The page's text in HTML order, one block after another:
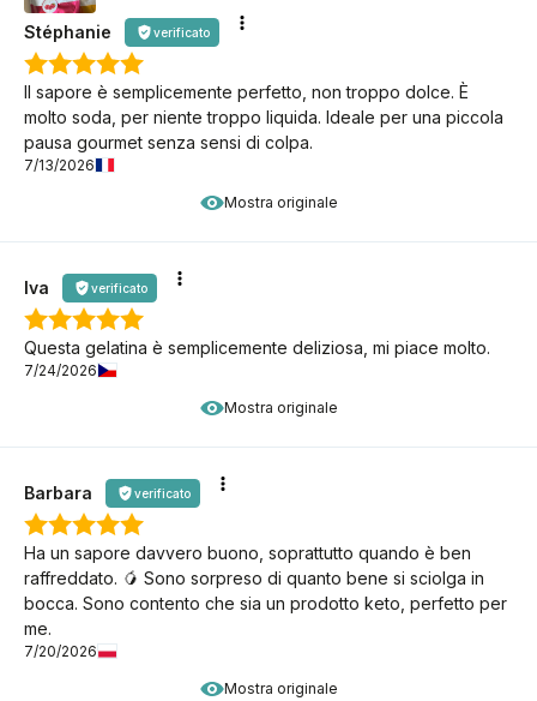
Mostra originale
Stéphanie verificato
Il sapore è semplicemente perfetto, non troppo dolce. È
molto soda, per niente troppo liquida. Ideale per una piccola
pausa gourmet senza sensi di colpa.
7/13/2026
Mostra originale
Iva verificato
Questa gelatina è semplicemente deliziosa, mi piace molto.
7/24/2026
Mostra originale
Barbara verificato
Ha un sapore davvero buono, soprattutto quando è ben
raffreddato. 🥭 Sono sorpreso di quanto bene si sciolga in
bocca. Sono contento che sia un prodotto keto, perfetto per
me.
7/20/2026